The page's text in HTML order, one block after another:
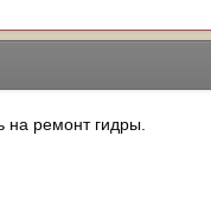
нибудь шланг, то в
и торсионы, которые
на ремонт гидры.